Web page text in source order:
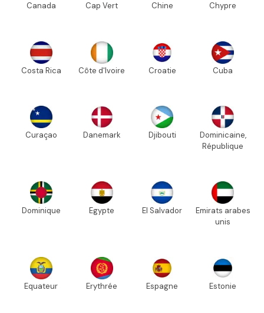
Canada Cap Vert Chine Chypre
Costa Rica Côte d'Ivoire Croatie Cuba
Curaçao Danemark Djibouti
Dominicaine,
République
Dominique Egypte El Salvador
Emirats arabes
unis
Equateur Erythrée Espagne Estonie